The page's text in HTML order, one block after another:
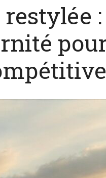
restylée